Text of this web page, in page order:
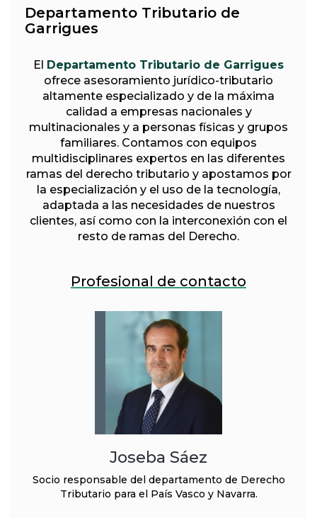
Departamento Tributario de
Garrigues
El Departamento Tributario de Garrigues
ofrece asesoramiento jurídico-tributario
altamente especializado y de la máxima
calidad a empresas nacionales y
multinacionales y a personas físicas y grupos
familiares. Contamos con equipos
multidisciplinares expertos en las diferentes
ramas del derecho tributario y apostamos por
la especialización y el uso de la tecnología,
adaptada a las necesidades de nuestros
clientes, así como con la interconexión con el
resto de ramas del Derecho.
Profesional de contacto
Joseba Sáez
Socio responsable del departamento de Derecho
Tributario para el País Vasco y Navarra.